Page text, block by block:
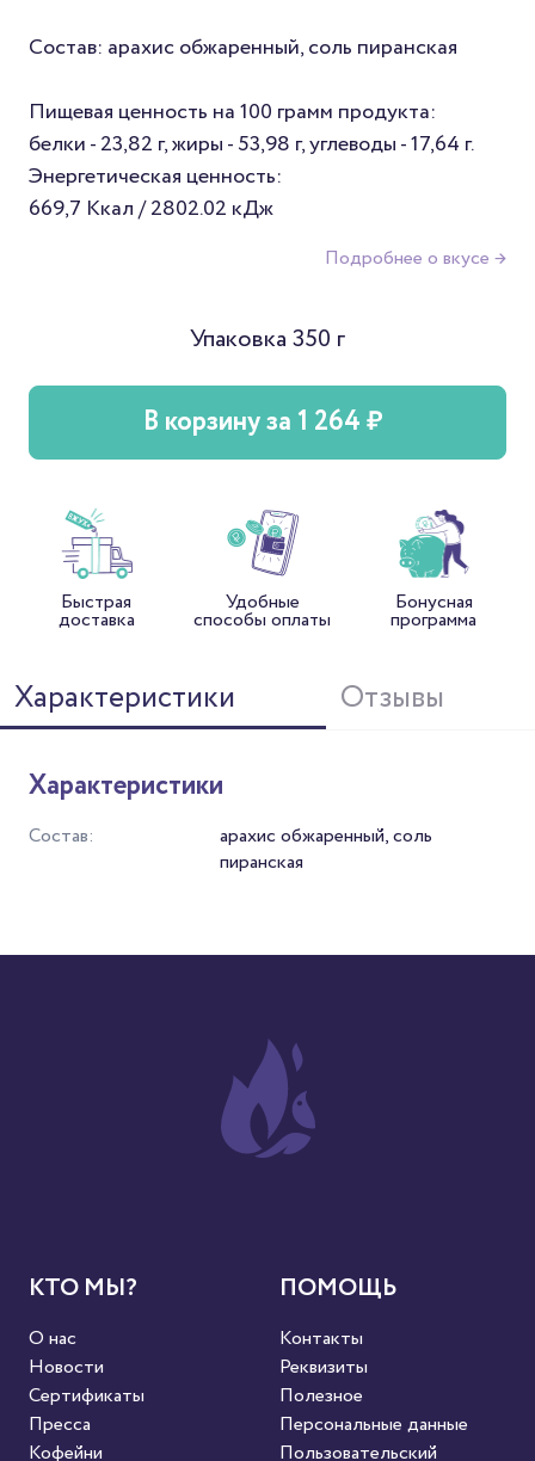
Состав: арахис обжаренный, соль пиранская
Пищевая ценность на 100 грамм продукта:
белки - 23,82 г, жиры - 53,98 г, углеводы - 17,64 г.
Энергетическая ценность:
669,7 Ккал / 2802.02 кДж
Подробнее о вкусе →
Упаковка 350 г
В корзину за 1 264 ₽
Быстрая
доставка
Удобные
способы оплаты
Бонусная
программа
Характеристики Отзывы
Характеристики
Состав:
арахис обжаренный, соль
пиранская
КТО МЫ?
О нас
Новости
Сертификаты
Пресса
Кофейни
ПОМОЩЬ
Контакты
Реквизиты
Полезное
Персональные данные
Пользовательский